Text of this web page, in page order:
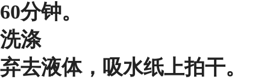
60分钟。
洗涤
弃去液体，吸水纸上拍干。